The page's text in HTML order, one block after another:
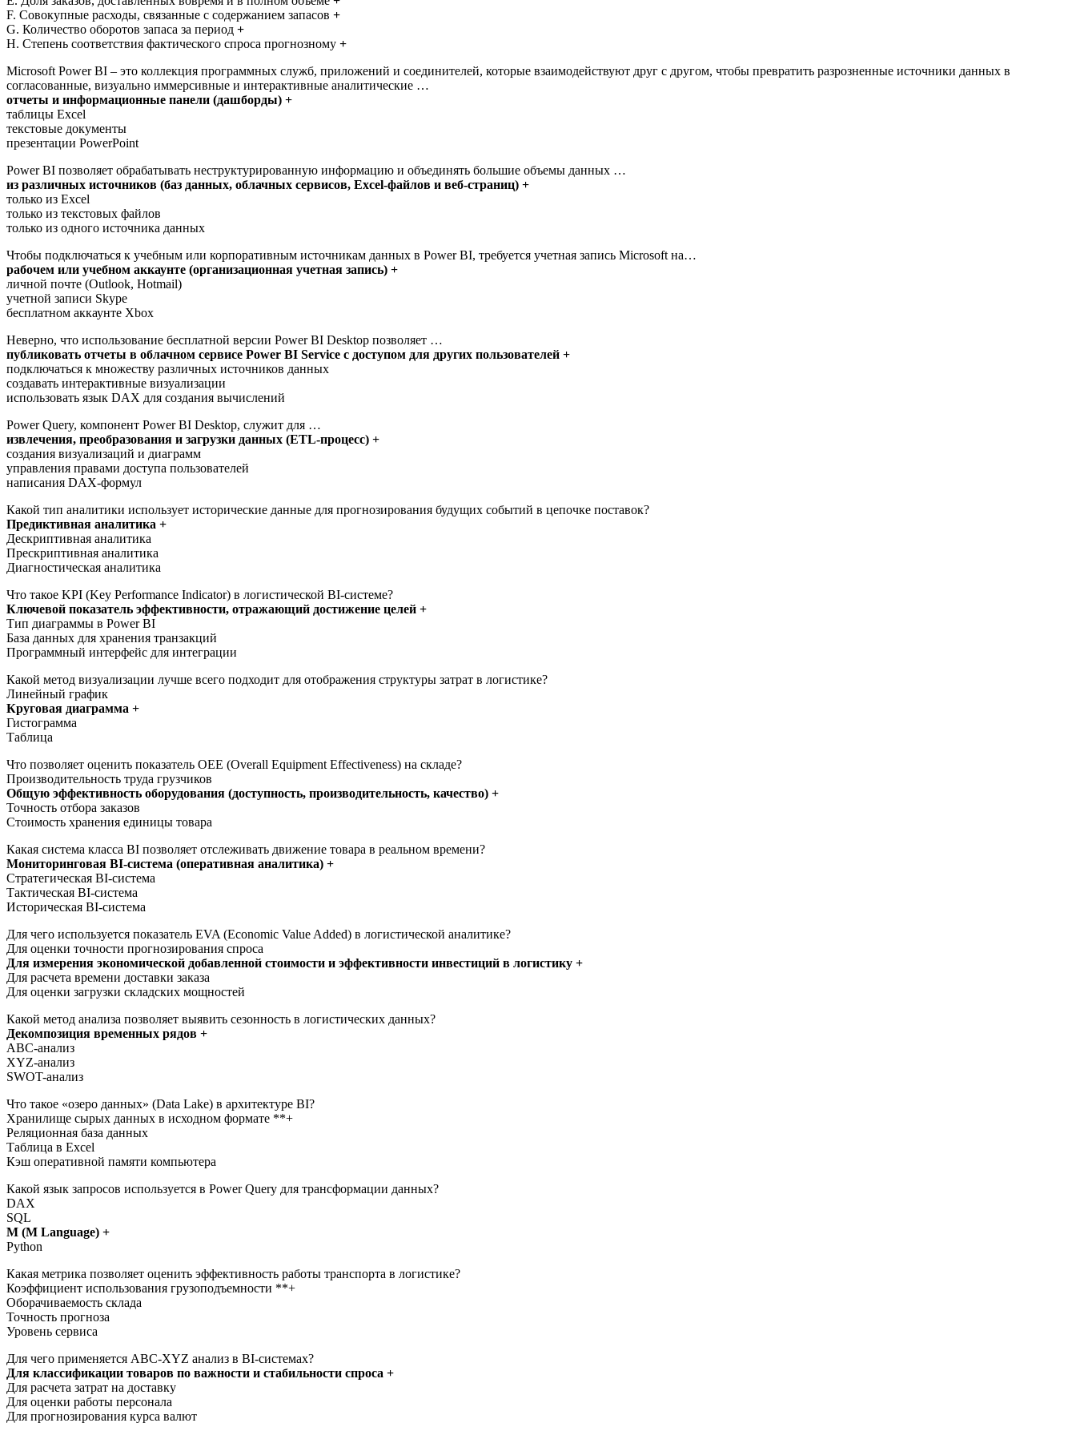
F. Совокупные расходы, связанные с содержанием запасов +
G. Количество оборотов запаса за период +
H. Степень соответствия фактического спроса прогнозному +
Microsoft Power BI – это коллекция программных служб, приложений и соединителей, которые взаимодействуют друг с другом, чтобы превратить разрозненные источники данных в
согласованные, визуально иммерсивные и интерактивные аналитические …
отчеты и информационные панели (дашборды) +
таблицы Excel
текстовые документы
презентации PowerPoint
Power BI позволяет обрабатывать неструктурированную информацию и объединять большие объемы данных …
из различных источников (баз данных, облачных сервисов, Excel-файлов и веб-страниц) +
только из Excel
только из текстовых файлов
только из одного источника данных
Чтобы подключаться к учебным или корпоративным источникам данных в Power BI, требуется учетная запись Microsoft на…
рабочем или учебном аккаунте (организационная учетная запись) +
личной почте (Outlook, Hotmail)
учетной записи Skype
бесплатном аккаунте Xbox
Неверно, что использование бесплатной версии Power BI Desktop позволяет …
публиковать отчеты в облачном сервисе Power BI Service с доступом для других пользователей +
подключаться к множеству различных источников данных
создавать интерактивные визуализации
использовать язык DAX для создания вычислений
Power Query, компонент Power BI Desktop, служит для …
извлечения, преобразования и загрузки данных (ETL-процесс) +
создания визуализаций и диаграмм
управления правами доступа пользователей
написания DAX-формул
Какой тип аналитики использует исторические данные для прогнозирования будущих событий в цепочке поставок?
Предиктивная аналитика +
Дескриптивная аналитика
Прескриптивная аналитика
Диагностическая аналитика
Что такое KPI (Key Performance Indicator) в логистической BI-системе?
Ключевой показатель эффективности, отражающий достижение целей +
Тип диаграммы в Power BI
База данных для хранения транзакций
Программный интерфейс для интеграции
Какой метод визуализации лучше всего подходит для отображения структуры затрат в логистике?
Линейный график
Круговая диаграмма +
Гистограмма
Таблица
Что позволяет оценить показатель OEE (Overall Equipment Effectiveness) на складе?
Производительность труда грузчиков
Общую эффективность оборудования (доступность, производительность, качество) +
Точность отбора заказов
Стоимость хранения единицы товара
Какая система класса BI позволяет отслеживать движение товара в реальном времени?
Мониторинговая BI-система (оперативная аналитика) +
Стратегическая BI-система
Тактическая BI-система
Историческая BI-система
Для чего используется показатель EVA (Economic Value Added) в логистической аналитике?
Для оценки точности прогнозирования спроса
Для измерения экономической добавленной стоимости и эффективности инвестиций в логистику +
Для расчета времени доставки заказа
Для оценки загрузки складских мощностей
Какой метод анализа позволяет выявить сезонность в логистических данных?
Декомпозиция временных рядов +
ABC-анализ
XYZ-анализ
SWOT-анализ
Что такое «озеро данных» (Data Lake) в архитектуре BI?
Хранилище сырых данных в исходном формате **+
Реляционная база данных
Таблица в Excel
Кэш оперативной памяти компьютера
Какой язык запросов используется в Power Query для трансформации данных?
DAX
SQL
M (M Language) +
Python
Какая метрика позволяет оценить эффективность работы транспорта в логистике?
Коэффициент использования грузоподъемности **+
Оборачиваемость склада
Точность прогноза
Уровень сервиса
Для чего применяется ABC-XYZ анализ в BI-системах?
Для классификации товаров по важности и стабильности спроса +
Для расчета затрат на доставку
Для оценки работы персонала
Для прогнозирования курса валют